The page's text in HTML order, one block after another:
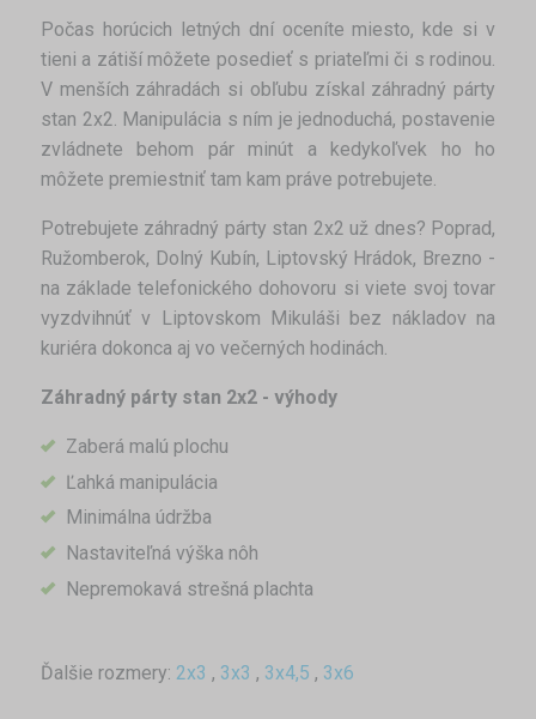
Počas horúcich letných dní oceníte miesto, kde si v
tieni a zátiší môžete posedieť s priateľmi či s rodinou.
V menších záhradách si obľubu získal záhradný párty
stan 2x2. Manipulácia s ním je jednoduchá, postavenie
zvládnete behom pár minút a kedykoľvek ho ho
môžete premiestniť tam kam práve potrebujete.
Potrebujete záhradný párty stan 2x2 už dnes? Poprad,
Ružomberok, Dolný Kubín, Liptovský Hrádok, Brezno -
na základe telefonického dohovoru si viete svoj tovar
vyzdvihnúť v Liptovskom Mikuláši bez nákladov na
kuriéra dokonca aj vo večerných hodinách.
Záhradný párty stan 2x2 - výhody
Zaberá malú plochu
Ľahká manipulácia
Minimálna údržba
Nastaviteľná výška nôh
Nepremokavá strešná plachta
Ďalšie rozmery: 2x3 , 3x3 , 3x4,5 , 3x6